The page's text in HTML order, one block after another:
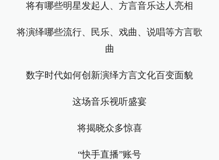
将有哪些明星发起人、方言音乐达人亮相
将演绎哪些流行、民乐、戏曲、说唱等方言歌
曲
数字时代如何创新演绎方言文化百变面貌
这场音乐视听盛宴
将揭晓众多惊喜
“快手直播”账号